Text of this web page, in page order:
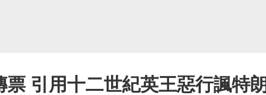
引用十二世紀英王惡行諷特